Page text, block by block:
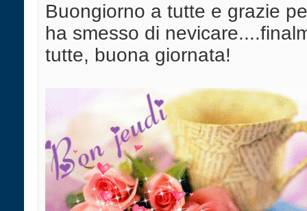
Buongiorno a tutte e grazie
ha smesso di
tutte, buona giornata!